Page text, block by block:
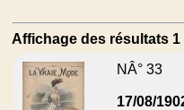
Affichage des résultats
NÂ° 33
17/08/